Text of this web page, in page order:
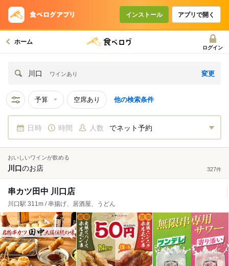
インストール アプリで開く
ホーム
ログイン
川口 ワインあり 変更
予算 空席あり 他の検索条件
日時 時間 人数 でネット予約
おいしいワインが飲める
川口のお店 327件
串カツ田中 川口店
川口駅 311m / 串揚げ、居酒屋、うどん